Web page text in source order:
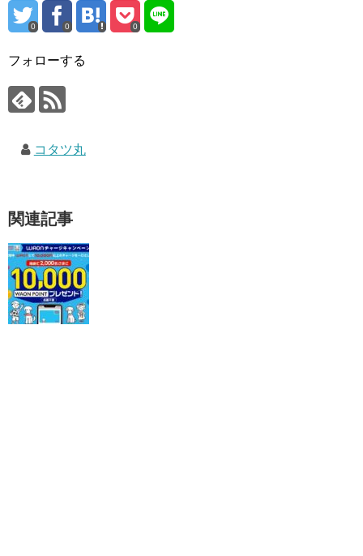
0 0 0
フォローする
コタツ丸
関連記事